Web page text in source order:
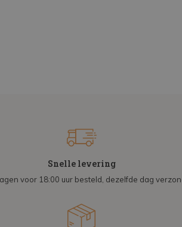
Snelle levering
voor 18:00 uur besteld, dezelfde dag